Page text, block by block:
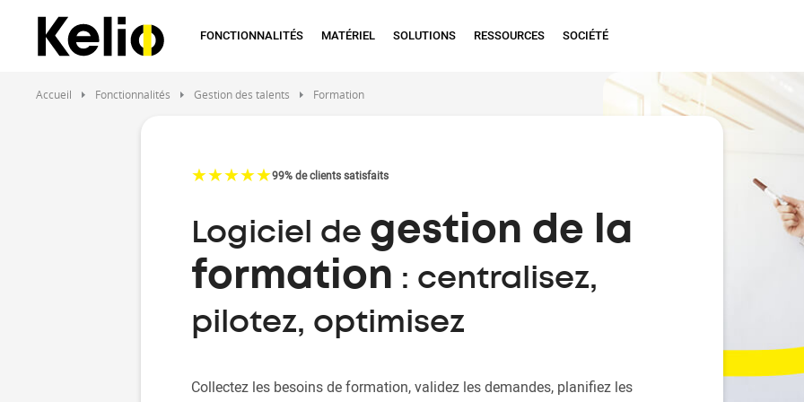
contenu
FONCTIONNALITÉS MATÉRIEL SOLUTIONS RESSOURCES SOCIÉTÉ
Accueil Fonctionnalités Gestion des talents Formation
☆
★☆
★☆
★☆
★☆
★99% de clients satisfaits
Logiciel de gestion de la
formation : centralisez,
pilotez, optimisez
Collectez les besoins de formation, validez les demandes, planifiez les